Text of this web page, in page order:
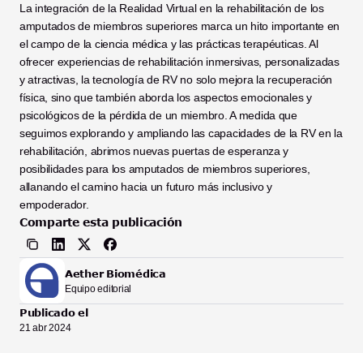
La integración de la Realidad Virtual en la rehabilitación de los
amputados de miembros superiores marca un hito importante en
el campo de la ciencia médica y las prácticas terapéuticas. Al
ofrecer experiencias de rehabilitación inmersivas, personalizadas
y atractivas, la tecnología de RV no solo mejora la recuperación
física, sino que también aborda los aspectos emocionales y
psicológicos de la pérdida de un miembro. A medida que
seguimos explorando y ampliando las capacidades de la RV en la
rehabilitación, abrimos nuevas puertas de esperanza y
posibilidades para los amputados de miembros superiores,
allanando el camino hacia un futuro más inclusivo y
empoderador.
Comparte esta publicación
Aether Biomédica
Equipo editorial
Publicado el
21 abr 2024